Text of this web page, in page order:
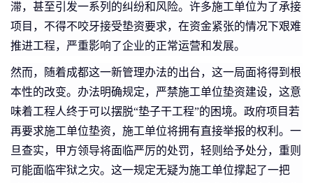
滞，甚至引发一系列的纠纷和风险。许多施工单位为了承接
项目，不得不咬牙接受垫资要求，在资金紧张的情况下艰难
推进工程，严重影响了企业的正常运营和发展。
然而，随着成都这一新管理办法的出台，这一局面将得到根
本性的改变。办法明确规定，严禁施工单位垫资建设，这意
味着工程人终于可以摆脱“垫子干工程”的困境。政府项目若
再要求施工单位垫资，施工单位将拥有直接举报的权利。一
旦查实，甲方领导将面临严厉的处罚，轻则给予处分，重则
可能面临牢狱之灾。这一规定无疑为施工单位撑起了一把